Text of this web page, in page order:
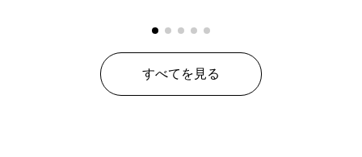
すべてを見る